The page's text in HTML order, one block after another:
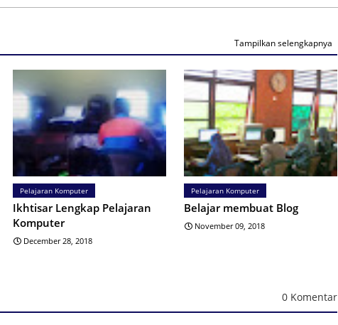
Tampilkan selengkapnya
Pelajaran Komputer
Ikhtisar Lengkap Pelajaran
Komputer
December 28, 2018
Pelajaran Komputer
Belajar membuat Blog
November 09, 2018
0 Komentar